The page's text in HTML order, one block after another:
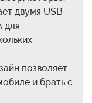
двумя USB-
для
позволяет
и брать с